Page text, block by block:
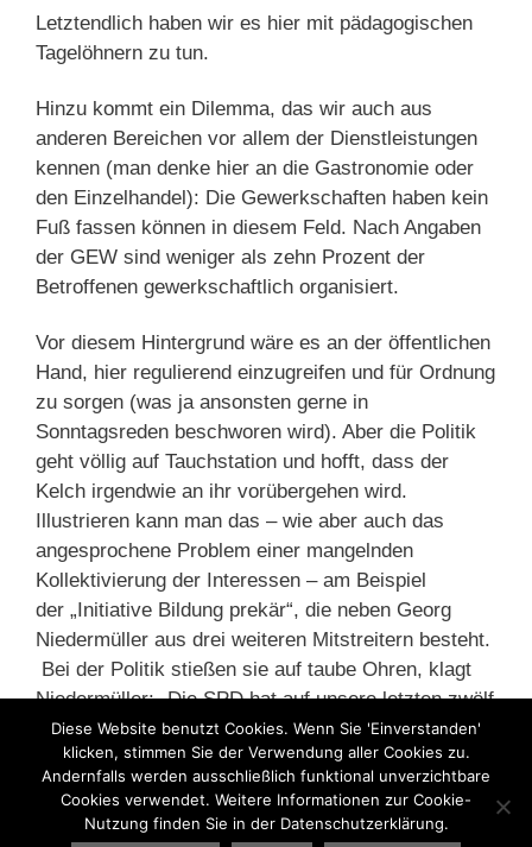
Letztendlich haben wir es hier mit pädagogischen
Tagelöhnern zu tun.
Hinzu kommt ein Dilemma, das wir auch aus
anderen Bereichen vor allem der Dienstleistungen
kennen (man denke hier an die Gastronomie oder
den Einzelhandel): Die Gewerkschaften haben kein
Fuß fassen können in diesem Feld. Nach Angaben
der GEW sind weniger als zehn Prozent der
Betroffenen gewerkschaftlich organisiert.
Vor diesem Hintergrund wäre es an der öffentlichen
Hand, hier regulierend einzugreifen und für Ordnung
zu sorgen (was ja ansonsten gerne in
Sonntagsreden beschworen wird). Aber die Politik
geht völlig auf Tauchstation und hofft, dass der
Kelch irgendwie an ihr vorübergehen wird.
Illustrieren kann man das – wie aber auch das
angesprochene Problem einer mangelnden
Kollektivierung der Interessen – am Beispiel
der „Initiative Bildung prekär“, die neben Georg
Niedermüller aus drei weiteren Mitstreitern besteht.
Bei der Politik stießen sie auf taube Ohren, klagt
Niedermüller: „Die SPD hat auf unsere letzten zwölf
Mails gar nicht mehr reagiert.“
Kategorien
Asylbewerber,Flüchtlinge,GEW,Integration,
Migration,Scheinselbstständigkeit,Sozialpolitik
Diese Website benutzt Cookies. Wenn Sie 'Einverstanden'
klicken, stimmen Sie der Verwendung aller Cookies zu.
Andernfalls werden ausschließlich funktional unverzichtbare
Cookies verwendet. Weitere Informationen zur Cookie-
Nutzung finden Sie in der Datenschutzerklärung.